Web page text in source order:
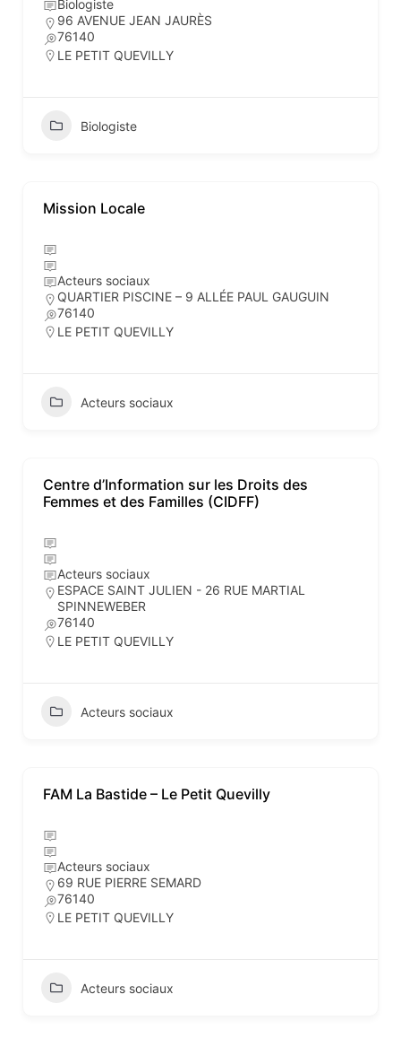
Biologiste
96 AVENUE JEAN JAURÈS
76140
LE PETIT QUEVILLY
Biologiste
Mission Locale
Acteurs sociaux
QUARTIER PISCINE – 9 ALLÉE PAUL GAUGUIN
76140
LE PETIT QUEVILLY
Acteurs sociaux
Centre d’Information sur les Droits des
Femmes et des Familles (CIDFF)
Acteurs sociaux
ESPACE SAINT JULIEN - 26 RUE MARTIAL
SPINNEWEBER
76140
LE PETIT QUEVILLY
Acteurs sociaux
FAM La Bastide – Le Petit Quevilly
Acteurs sociaux
69 RUE PIERRE SEMARD
76140
LE PETIT QUEVILLY
Acteurs sociaux